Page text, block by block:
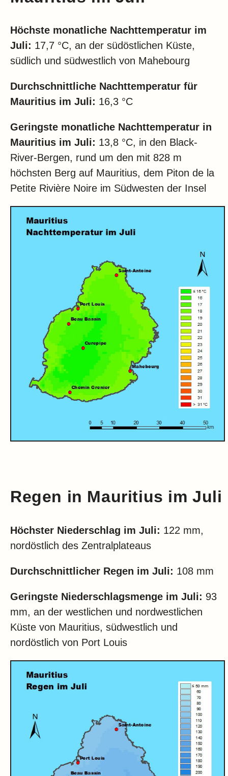
Höchste monatliche Nachttemperatur im
Juli: 17,7 °C, an der südöstlichen Küste,
südlich und südwestlich von Mahebourg
Durchschnittliche Nachttemperatur für
Mauritius im Juli: 16,3 °C
Geringste monatliche Nachttemperatur in
Mauritius im Juli: 13,8 °C, in den Black-
River-Bergen, rund um den mit 828 m
höchsten Berg auf Mauritius, dem Piton de la
Petite Rivière Noire im Südwesten der Insel
Regen in Mauritius im Juli
Höchster Niederschlag im Juli: 122 mm,
nordöstlich des Zentralplateaus
Durchschnittlicher Regen im Juli: 108 mm
Geringste Niederschlagsmenge im Juli: 93
mm, an der westlichen und nordwestlichen
Küste von Mauritius, südwestlich und
nordöstlich von Port Louis